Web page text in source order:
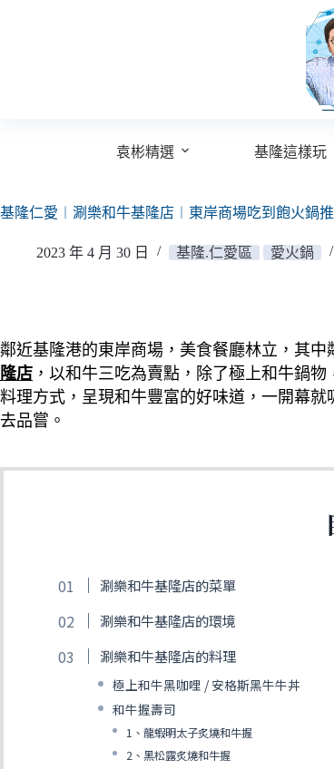
袁彬精選 基隆這樣玩
基隆仁愛︱涮樂和牛基隆店︱東岸商場吃到飽火鍋
2023 年 4 月 30 日 基隆.仁愛區 愛火鍋
鄰近基隆港的東岸商場，美食餐廳林立，其
隆店 ，以和牛三吃為賣點，除了極上和牛鍋
料理方式，呈現和牛豐富的好味道，一開幕
去品嘗。
涮樂和牛基隆店的菜單
涮樂和牛基隆店的環境
涮樂和牛基隆店的料理
極上和牛黑咖哩 / 安格斯黑牛牛丼
和牛握壽司
1、龍蝦明太子炙燒和牛握
2、黑松露炙燒和牛握